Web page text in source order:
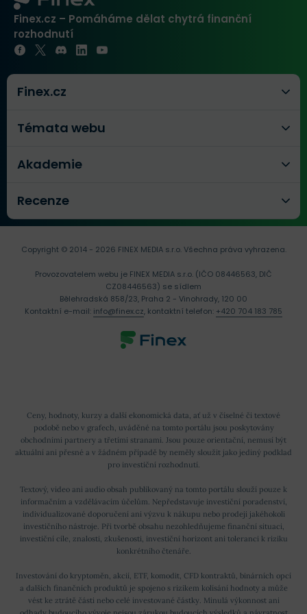
Finex.cz – Pomáháme dělat chytrá finanční
rozhodnutí
Finex.cz
Témata webu
Akademie
Recenze
Ceny, hodnoty, kurzy a další ekonomická data, ať už v číselné či textové
podobě nebo v grafech, uváděné na tomto portálu jsou poskytovány
obchodními partnery a třetími stranami. Jsou pouze orientační, nemusí být
aktuální ani přesné a v žádném případě by neměly sloužit jako jediný podklad
pro investiční rozhodnutí.
Textový, video ani audio obsah publikovaný na tomto portálu slouží pouze k
informačním a vzdělávacím účelům. Nepředstavuje investiční poradenství,
individualizované doporučení ani výzvu k nákupu nebo prodeji jakéhokoli
investičního nástroje. Při tvorbě obsahu nezohledňujeme finanční situaci,
investiční cíle, znalosti, zkušenosti, investiční horizont ani toleranci k riziku
konkrétního čtenáře.
Investování do kryptoměn, akcií, ETF, komodit, CFD kontraktů, binárních opcí
a dalších finančních produktů je spojeno s rizikem kolísání hodnoty a může
vést ke ztrátě části nebo celé investované částky. Minulá výkonnost ani
Copyright © 2014 - 2026 FINEX MEDIA s.r.o.Všechna práva vyhrazena.
Provozovatelem webu je FINEX MEDIA s.r.o. (IČO 08446563, DIČ
CZ08446563) se sídlem
Bělehradská 858/23, Praha 2 - Vinohrady, 120 00
Kontaktní e-mail: info@finex.cz, kontaktní telefon: +420 704 183 785